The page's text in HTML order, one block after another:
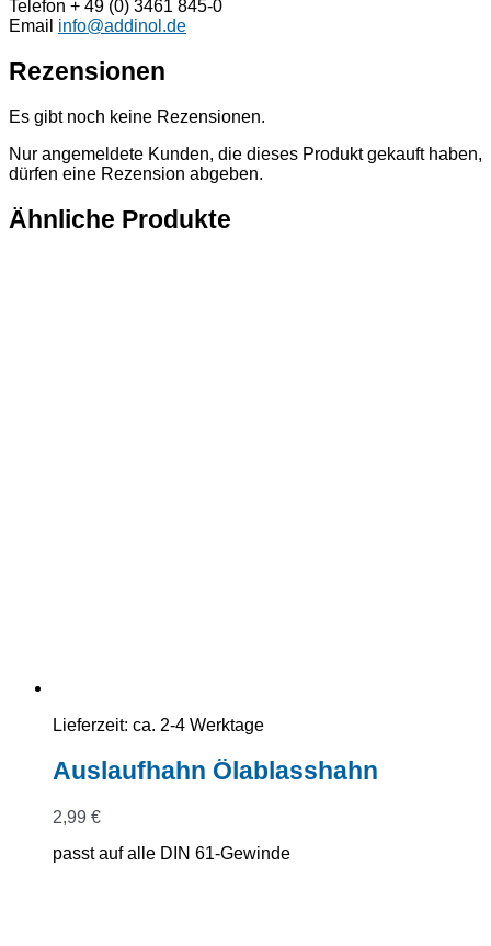
Telefon + 49 (0) 3461 845-0
Email info@addinol.de
Rezensionen
Es gibt noch keine Rezensionen.
Nur angemeldete Kunden, die dieses Produkt gekauft haben,
dürfen eine Rezension abgeben.
Ähnliche Produkte
Lieferzeit: ca. 2-4 Werktage
Auslaufhahn Ölablasshahn
2,99 €
passt auf alle DIN 61-Gewinde